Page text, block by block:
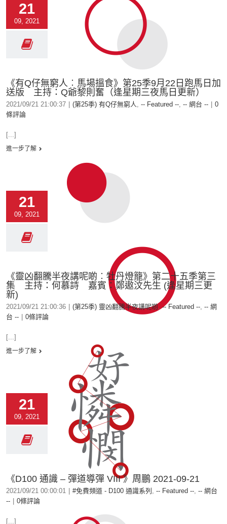
21
09, 2021
《有Q仔無窮人︰馬場搵食》第25季9月22日跑馬日加
送版 主持：Q爺黎則奮（逢星期三夜馬日更新）
2021/09/21 21:00:37 (第25季) 有Q仔無窮人, -- Featured --, -- 網台 --
0
條評論
[...]
進一步了解
21
09, 2021
《靈凶翻騰半夜講呢啲︰牡丹燈籠》第二十五季第三
集 主持：何慕詩 嘉賓：鄭遨汶先生 (逢星期三更
新)
2021/09/21 21:00:36 (第25季) 靈凶翻騰半夜講呢啲,-- Featured --, -- 網
台 --
0條評論
[...]
進一步了解
21
09, 2021
《D100 通識 – 彈道導彈 VIII 》周鵬 2021-09-21
2021/09/21 00:00:01 #免費頻道 - D100 通識系列 , -- Featured --, -- 網台
--
0條評論
[...]